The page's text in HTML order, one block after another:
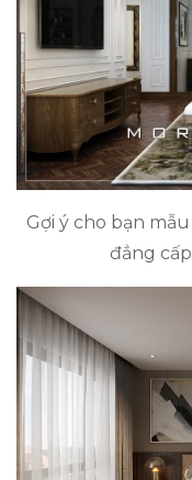
Gợi ý cho bạn
đẳng